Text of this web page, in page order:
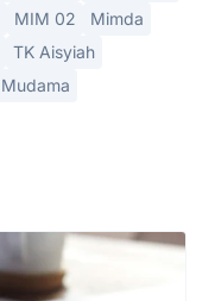
MIM 02
Mimda
TK Aisyiah
Mudama